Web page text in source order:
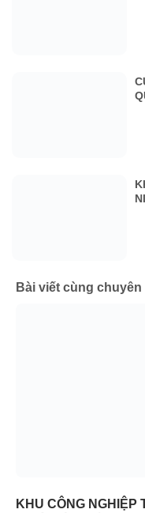
Bài viết cùng chuyên
KHU CÔNG NGHIỆP